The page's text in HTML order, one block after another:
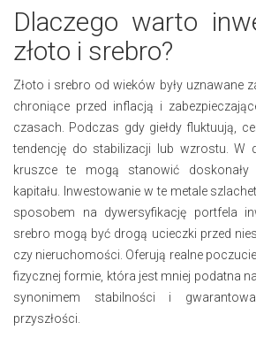
Dlaczego warto
złoto i srebro?
Złoto i srebro od wieków były uznawane
chroniące przed inflacją i
czasach. Podczas gdy giełdy fluktuują,
tendencję do stabilizacji lub wzrostu. W
kruszce te mogą stanowić
kapitału. Inwestowanie w te metale
sposobem na dywersyfikację portfela
srebro mogą być drogą ucieczki przed
czy nieruchomości. Oferują realne
fizycznej formie, która jest mniej podatna
synonimem stabilności i
przyszłości.